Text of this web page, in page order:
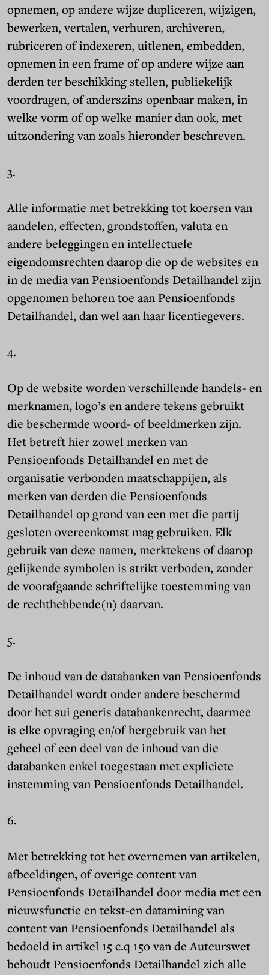
opnemen, op andere wijze dupliceren, wijzigen,
bewerken, vertalen, verhuren, archiveren,
rubriceren of indexeren, uitlenen, embedden,
opnemen in een frame of op andere wijze aan
derden ter beschikking stellen, publiekelijk
voordragen, of anderszins openbaar maken, in
welke vorm of op welke manier dan ook, met
uitzondering van zoals hieronder beschreven.
3.
Alle informatie met betrekking tot koersen van
aandelen, effecten, grondstoffen, valuta en
andere beleggingen en intellectuele
eigendomsrechten daarop die op de websites en
in de media van Pensioenfonds Detailhandel zijn
opgenomen behoren toe aan Pensioenfonds
Detailhandel, dan wel aan haar licentiegevers.
4.
Op de website worden verschillende handels- en
merknamen, logo’s en andere tekens gebruikt
die beschermde woord- of beeldmerken zijn.
Het betreft hier zowel merken van
Pensioenfonds Detailhandel en met de
organisatie verbonden maatschappijen, als
merken van derden die Pensioenfonds
Detailhandel op grond van een met die partij
gesloten overeenkomst mag gebruiken. Elk
gebruik van deze namen, merktekens of daarop
gelijkende symbolen is strikt verboden, zonder
de voorafgaande schriftelijke toestemming van
de rechthebbende(n) daarvan.
5.
De inhoud van de databanken van Pensioenfonds
Detailhandel wordt onder andere beschermd
door het sui generis databankenrecht, daarmee
is elke opvraging en/of hergebruik van het
geheel of een deel van de inhoud van die
databanken enkel toegestaan met expliciete
instemming van Pensioenfonds Detailhandel.
6.
Met betrekking tot het overnemen van artikelen,
afbeeldingen, of overige content van
Pensioenfonds Detailhandel door media met een
nieuwsfunctie en tekst-en datamining van
content van Pensioenfonds Detailhandel als
bedoeld in artikel 15 c.q 15o van de Auteurswet
behoudt Pensioenfonds Detailhandel zich alle